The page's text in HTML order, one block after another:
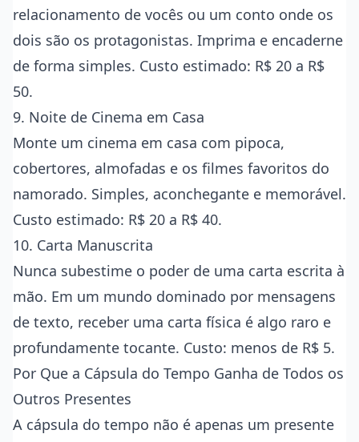
relacionamento de vocês ou um conto onde os
dois são os protagonistas. Imprima e encaderne
de forma simples. Custo estimado: R$ 20 a R$
50.
9. Noite de Cinema em Casa
Monte um cinema em casa com pipoca,
cobertores, almofadas e os filmes favoritos do
namorado. Simples, aconchegante e memorável.
Custo estimado: R$ 20 a R$ 40.
10. Carta Manuscrita
Nunca subestime o poder de uma carta escrita à
mão. Em um mundo dominado por mensagens
de texto, receber uma carta física é algo raro e
profundamente tocante. Custo: menos de R$ 5.
Por Que a Cápsula do Tempo Ganha de Todos os
Outros Presentes
A cápsula do tempo não é apenas um presente